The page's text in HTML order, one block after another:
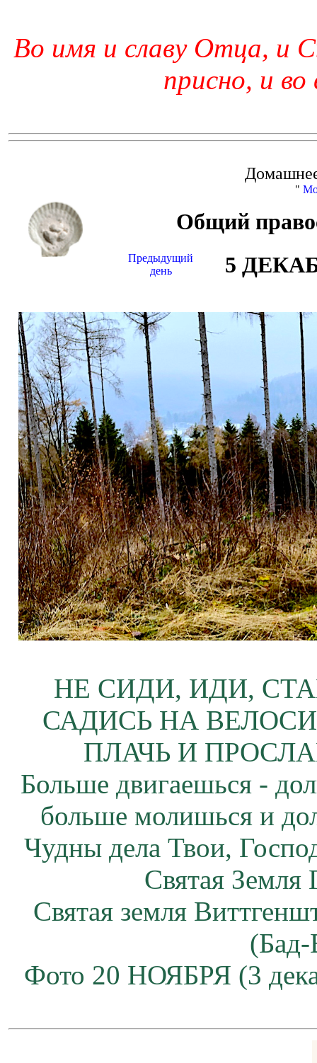
Во имя и славу Отца, и
присно, и во
"
Общий
Предыдущий
день
5
НЕ СИДИ, ИДИ,
САДИСЬ НА
ПЛАЧЬ И
Больше двигаешься -
больше молишься и
Чудны дела Твои,
Святая
Святая земля
Фото 20 НОЯБРЯ (3